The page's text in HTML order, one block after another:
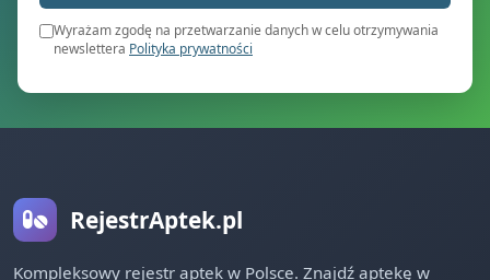
Wyrażam zgodę na przetwarzanie danych w celu otrzymywania
newslettera Polityka prywatności
RejestrAptek.pl
Kompleksowy rejestr aptek w Polsce. Znajdź aptekę w